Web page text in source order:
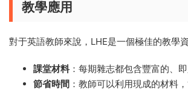
教學應用
對于英語教師來說，LHE是一個極佳的教學
課堂材料 ：每期雜志都包含豐富的、
節省時間 ：教師可以利用現成的材料